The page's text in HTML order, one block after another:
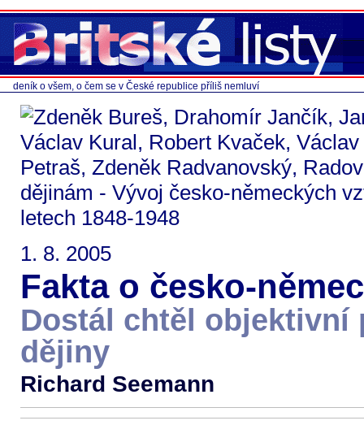
deník o všem, o čem se v České republice příliš nemluví
1. 8. 2005
Fakta o česko-
Dostál chtěl objektivní
dějiny
Richard Seemann